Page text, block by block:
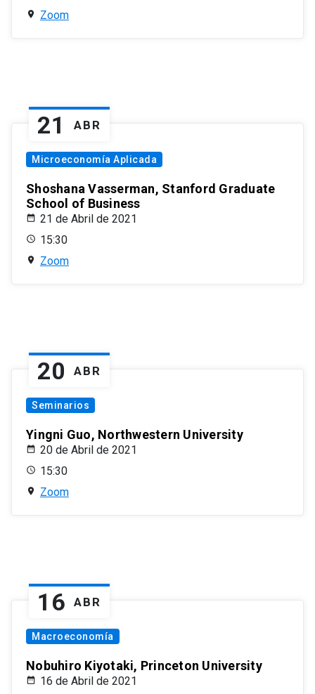
Zoom
21 ABR
Microeconomía Aplicada
Shoshana Vasserman, Stanford Graduate
School of Business
21 de Abril de 2021
15:30
Zoom
20 ABR
Seminarios
Yingni Guo, Northwestern University
20 de Abril de 2021
15:30
Zoom
16 ABR
Macroeconomía
Nobuhiro Kiyotaki, Princeton University
16 de Abril de 2021